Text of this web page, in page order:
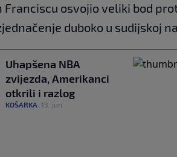
Franciscu osvojio veliki bod
duboko u sudijskoj
Uhapšena NBA
zvijezda, Amerikanci
otkrili i razlog
KOŠARKA 13. jun.